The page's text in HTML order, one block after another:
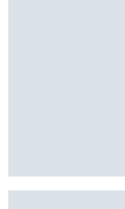
على مكلارين